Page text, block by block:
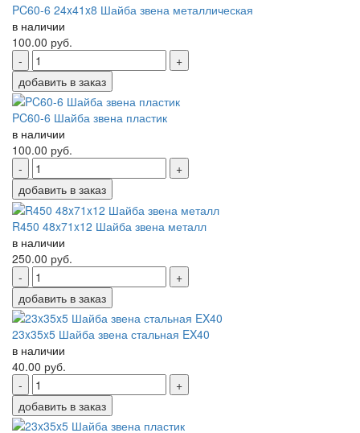
PC60-6 24x41x8 Шайба звена металлическая
в наличии
100.00 руб.
-
+
добавить в заказ
PC60-6 Шайба звена пластик
в наличии
100.00 руб.
-
+
добавить в заказ
R450 48x71x12 Шайба звена металл
в наличии
250.00 руб.
-
+
добавить в заказ
23x35x5 Шайба звена стальная EX40
в наличии
40.00 руб.
-
+
добавить в заказ